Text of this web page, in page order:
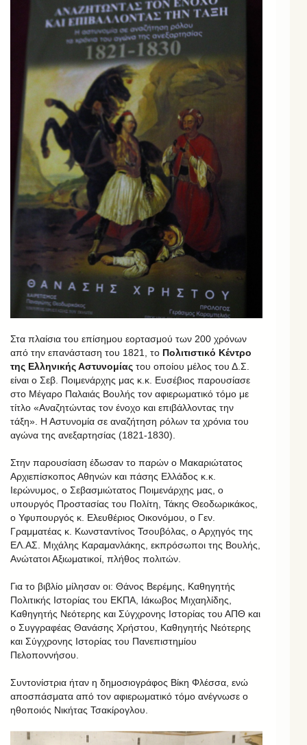
Στα πλαίσια του επίσημου εορτασμού των 200 χρόνων
από την επανάσταση του 1821, το Πολιτιστικό Κέντρο
της Ελληνικής Αστυνομίας του οποίου μέλος του Δ.Σ.
είναι ο Σεβ. Ποιμενάρχης μας κ.κ. Ευσέβιος παρουσίασε
στο Μέγαρο Παλαιάς Βουλής τον αφιερωματικό τόμο με
τίτλο «Αναζητώντας τον ένοχο και επιβάλλοντας την
τάξη». Η Αστυνομία σε αναζήτηση ρόλων τα χρόνια του
αγώνα της ανεξαρτησίας (1821-1830).
Στην παρουσίαση έδωσαν το παρών ο Μακαριώτατος
Αρχιεπίσκοπος Αθηνών και πάσης Ελλάδος κ.κ.
Ιερώνυμος, ο Σεβασμιώτατος Ποιμενάρχης μας, ο
υπουργός Προστασίας του Πολίτη, Τάκης Θεοδωρικάκος,
ο Υφυπουργός κ. Ελευθέριος Οικονόμου, ο Γεν.
Γραμματέας κ. Κωνσταντίνος Τσουβόλας, ο Αρχηγός της
ΕΛ.ΑΣ. Μιχάλης Καραμανλάκης, εκπρόσωποι της Βουλής,
Ανώτατοι Αξιωματικοί, πλήθος πολιτών.
Για το βιβλίο μίλησαν οι: Θάνος Βερέμης, Καθηγητής
Πολιτικής Ιστορίας του ΕΚΠΑ, Ιάκωβος Μιχαηλίδης,
Καθηγητής Νεότερης και Σύγχρονης Ιστορίας του ΑΠΘ και
ο Συγγραφέας Θανάσης Χρήστου, Καθηγητής Νεότερης
και Σύγχρονης Ιστορίας του Πανεπιστημίου
Πελοποννήσου.
Συντονίστρια ήταν η δημοσιογράφος Βίκη Φλέσσα, ενώ
αποσπάσματα από τον αφιερωματικό τόμο ανέγνωσε ο
ηθοποιός Νικήτας Τσακίρογλου.